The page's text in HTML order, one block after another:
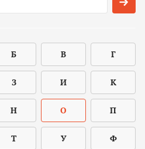
Б В Г
З И К
Н О П
Т У Ф